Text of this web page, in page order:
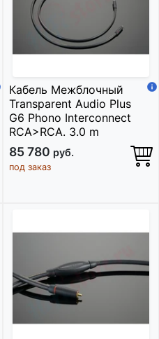
Кабель Межблочный
Transparent Audio Plus
G6 Phono Interconnect
RCA>RCA. 3.0 m
85 780 руб.
под заказ